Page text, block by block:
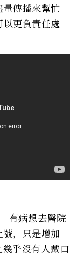
傳播來幫忙
更負責任處
有病想去醫院
，只是增加
乎沒有人戴口